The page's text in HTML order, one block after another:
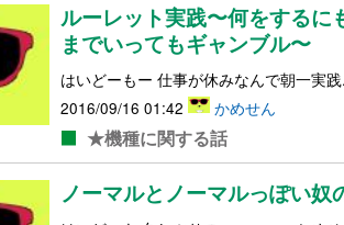
ルーレット実践〜何をするに
までいってもギャンブル〜
はいどーもー 仕事が休みなんで朝一実
2016/09/16 01:42
かめせん
★機種に関する話
ノーマルとノーマルっぽい奴